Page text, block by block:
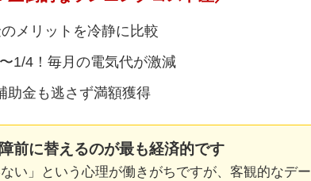
メリットを冷静に比較
1/4！毎月の電気代が激減
助金も逃さず満額獲得
前に替えるのが最も経済的です
い」という心理が働きがちですが、客観的なデー